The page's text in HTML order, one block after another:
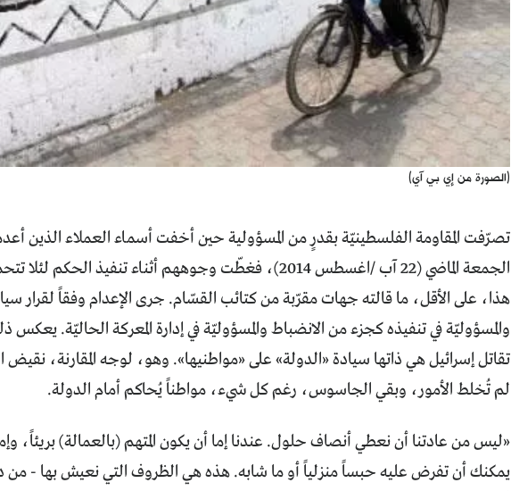
(الصورة من إي بي آي)
تصرّفت المقاومة الفلسطينيّة بقدرٍ من المسؤولية حين أخفت أسماء العملاء الذين
الجمعة الماضي (22 آب /اغسطس 2014)، فغطّت وجوههم أثناء تنفيذ
هذا، على الأقل، ما قالته جهات مقرّبة من كتائب القسّام. جرى الإعدام وفقاً لقرار
والمسؤوليّة في تنفيذه كجزء من الانضباط والمسؤوليّة في إدارة المعركة الحاليّة. يعكس
تقاتل إسرائيل هي ذاتها سيادة «الدولة» على «مواطنيها». وهو، لوجه المقارنة، نقيض
لم تُخلط الأمور، وبقي الجاسوس، رغم كل شيء، مواطناً يُحاكم أمام الدولة.
«ليس من عادتنا أن نعطي أنصاف حلول. عندنا إما أن يكون المتهم (بالعمالة) بريئاً،
يمكنك أن تفرض عليه حبساً منزلياً أو ما شابه. هذه هي الظروف التي نعيش بها -